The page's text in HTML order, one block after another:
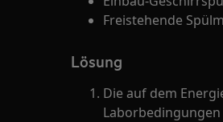
Freistehende
Lösung
Die auf dem
Laborbedingungen